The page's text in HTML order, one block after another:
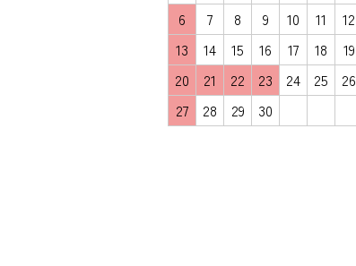
6
7 8 9 10 11
12
13
14 15 16 17 18
19
20
21 22 23 24 25
26
27
28 29 30